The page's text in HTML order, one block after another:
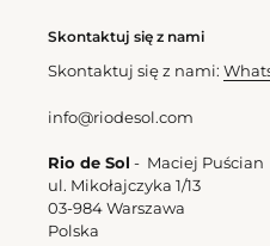
Skontaktuj się z nami
Skontaktuj się z nami:
info@riodesol.com
Rio de Sol - Maciej Puścian
ul. Mikołajczyka 1/13
03-984 Warszawa
Polska